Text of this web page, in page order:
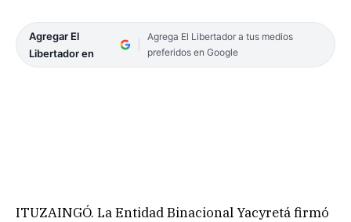
Agregar El
Libertador en
Agrega El Libertador a tus medios
preferidos en Google
ITUZAINGÓ. La Entidad Binacional Yacyretá firmó